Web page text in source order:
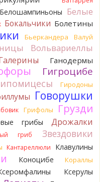
не горькая, и с
что-то родственное.
аромат
под маринадом!
выяснения деталей...
сильная пушистость
Белошампиньоны Белые
Бокальчики Болетины
Бьеркандера Валуй
Вольвариеллы
Ганодермы
Гигроцибе
Гиродоны
Говорушки
Грифолы Грузди
грибы Дрожалки
гриб Звездовики
Кантареллюли
Клавулины
Коноцибе Кораллы
Ксерулы